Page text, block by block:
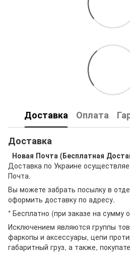
Доставка Оплата
Доставка
Новая Почта (Бесплатная
Доставка по Украине
Почта.
Вы можете забрать посылку в
оформить доставку по адресу.
* Бесплатно (при заказе на сумму
Исключением являются группы
фаркопы и аксессуары, цепи
габаритный груз, а также,